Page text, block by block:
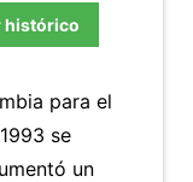
histórico
para el
se
un